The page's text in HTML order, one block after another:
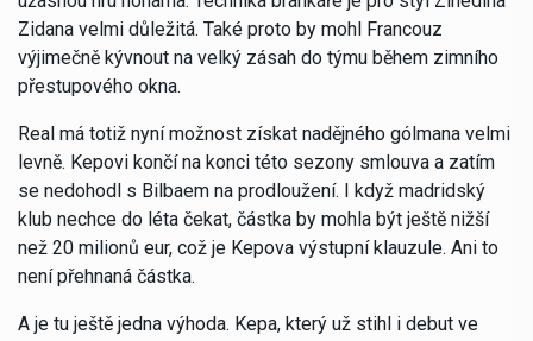
Zidana velmi důležitá. Také proto by mohl Francouz
výjimečně kývnout na velký zásah do týmu během zimního
přestupového okna.
Real má totiž nyní možnost získat nadějného gólmana velmi
levně. Kepovi končí na konci této sezony smlouva a zatím
se nedohodl s Bilbaem na prodloužení. I když madridský
klub nechce do léta čekat, částka by mohla být ještě nižší
než 20 milionů eur, což je Kepova výstupní klauzule. Ani to
není přehnaná částka.
A je tu ještě jedna výhoda. Kepa, který už stihl i debut ve